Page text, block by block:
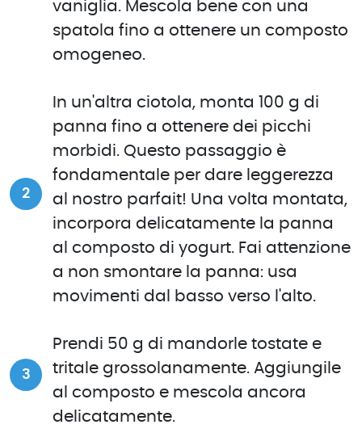
vaniglia. Mescola bene con una
spatola fino a ottenere un composto
omogeneo.
In un'altra ciotola, monta 100 g di
panna fino a ottenere dei picchi
morbidi. Questo passaggio è
fondamentale per dare leggerezza
al nostro parfait! Una volta montata,
incorpora delicatamente la panna
al composto di yogurt. Fai attenzione
a non smontare la panna: usa
movimenti dal basso verso l'alto.
Prendi 50 g di mandorle tostate e
tritale grossolanamente. Aggiungile
al composto e mescola ancora
delicatamente.